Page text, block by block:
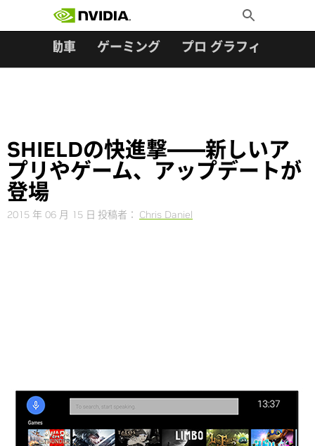
Toggle
Search
自動車 ゲーミング プロ グラフィックス
SHIELDの快進撃――新しいア
プリやゲーム、アップデートが
登場
2015 年 06 月 15 日 投稿者： Chris Daniel
Share